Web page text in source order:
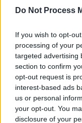
Do Not Process
If you wish to opt-
processing of your
targeted advertising
section to confirm
opt-out request is
interest-based ads
us or personal
your opt-out. You
disclosure of your